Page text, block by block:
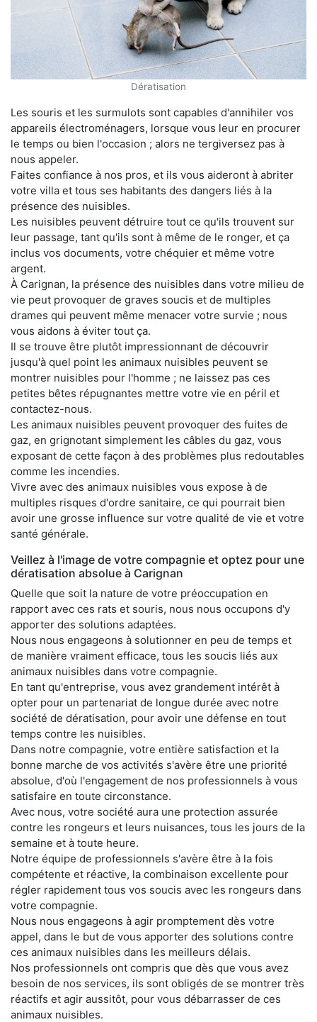
Dératisation
Les souris et les surmulots sont capables d'annihiler vos
appareils électroménagers, lorsque vous leur en procurer
le temps ou bien l'occasion ; alors ne tergiversez pas à
nous appeler.
Faites confiance à nos pros, et ils vous aideront à abriter
votre villa et tous ses habitants des dangers liés à la
présence des nuisibles.
Les nuisibles peuvent détruire tout ce qu'ils trouvent sur
leur passage, tant qu'ils sont à même de le ronger, et ça
inclus vos documents, votre chéquier et même votre
argent.
À Carignan, la présence des nuisibles dans votre milieu de
vie peut provoquer de graves soucis et de multiples
drames qui peuvent même menacer votre survie ; nous
vous aidons à éviter tout ça.
Il se trouve être plutôt impressionnant de découvrir
jusqu'à quel point les animaux nuisibles peuvent se
montrer nuisibles pour l'homme ; ne laissez pas ces
petites bêtes répugnantes mettre votre vie en péril et
contactez-nous.
Les animaux nuisibles peuvent provoquer des fuites de
gaz, en grignotant simplement les câbles du gaz, vous
exposant de cette façon à des problèmes plus redoutables
comme les incendies.
Vivre avec des animaux nuisibles vous expose à de
multiples risques d'ordre sanitaire, ce qui pourrait bien
avoir une grosse influence sur votre qualité de vie et votre
santé générale.
Veillez à l'image de votre compagnie et optez pour une
dératisation absolue à Carignan
Quelle que soit la nature de votre préoccupation en
rapport avec ces rats et souris, nous nous occupons d'y
apporter des solutions adaptées.
Nous nous engageons à solutionner en peu de temps et
de manière vraiment efficace, tous les soucis liés aux
animaux nuisibles dans votre compagnie.
En tant qu'entreprise, vous avez grandement intérêt à
opter pour un partenariat de longue durée avec notre
société de dératisation, pour avoir une défense en tout
temps contre les nuisibles.
Dans notre compagnie, votre entière satisfaction et la
bonne marche de vos activités s'avère être une priorité
absolue, d'où l'engagement de nos professionnels à vous
satisfaire en toute circonstance.
Avec nous, votre société aura une protection assurée
contre les rongeurs et leurs nuisances, tous les jours de la
semaine et à toute heure.
Notre équipe de professionnels s'avère être à la fois
compétente et réactive, la combinaison excellente pour
régler rapidement tous vos soucis avec les rongeurs dans
votre compagnie.
Nous nous engageons à agir promptement dès votre
appel, dans le but de vous apporter des solutions contre
ces animaux nuisibles dans les meilleurs délais.
Nos professionnels ont compris que dès que vous avez
besoin de nos services, ils sont obligés de se montrer très
réactifs et agir aussitôt, pour vous débarrasser de ces
animaux nuisibles.